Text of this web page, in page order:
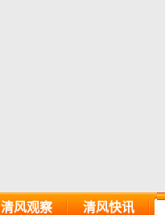
清风观察 清风快讯